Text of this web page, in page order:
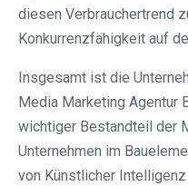
diesen Verbrauchertrend
Konkurrenzfähigkeit auf
Insgesamt ist die
Media Marketing Agentur
wichtiger Bestandteil der
Unternehmen im
von Künstlicher